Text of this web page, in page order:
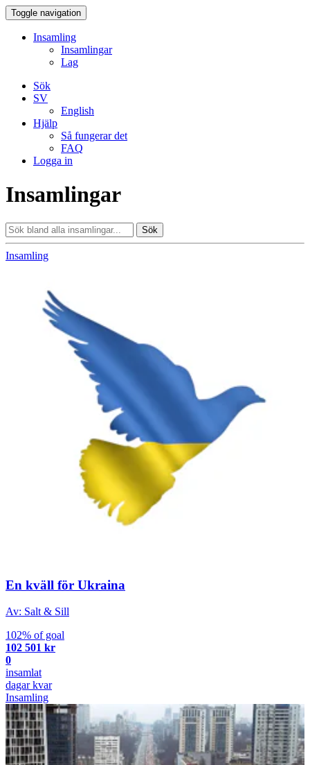
Toggle navigation
Insamling
Insamlingar
Lag
Sök
SV
English
Hjälp
Så fungerar det
FAQ
Logga in
Insamlingar
Sök
Insamling
En kväll för Ukraina
Av: Salt & Sill
102% of goal
102 501 kr
0
insamlat
dagar kvar
Insamling